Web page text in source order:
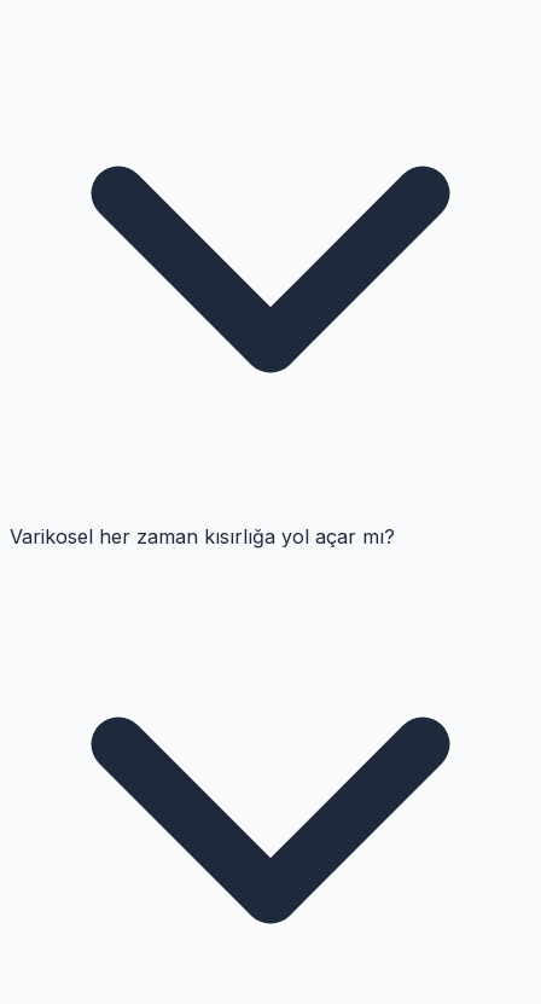
Varikosel her zaman kısırlığa yol açar mı?